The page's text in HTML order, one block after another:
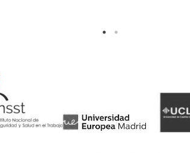
Alicante y el envío fue